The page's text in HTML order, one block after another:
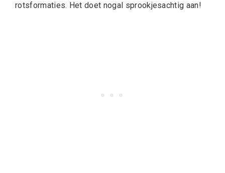
rotsformaties. Het doet nogal sprookjesachtig aan!